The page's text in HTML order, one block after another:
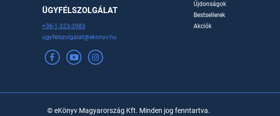
ÜGYFÉLSZOLGÁLAT
+36-1-323-3983
ugyfelszolgalat@ekonyv.hu
Újdonságok
Bestsellerek
Akciók
© eKönyv Magyarország Kft. Minden jog fenntartva.